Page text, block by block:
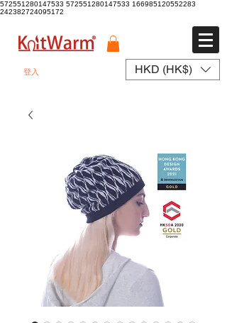
572551280147533 572551280147533 166985120552283
242382724095172
登入 HKD (HK$)